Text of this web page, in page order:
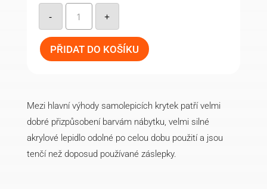
-
Samolepící
krytka
14mm
(25ks/arch)
-
469
množství
+
PŘIDAT DO KOŠÍKU
Mezi hlavní výhody samolepicích krytek patří velmi
dobré přizpůsobení barvám nábytku, velmi silné
akrylové lepidlo odolné po celou dobu použití a jsou
tenčí než doposud používané záslepky.